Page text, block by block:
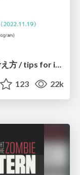
個人開発の失敗を避けるイケてる考え方 / tips for indie hackers
123 22k